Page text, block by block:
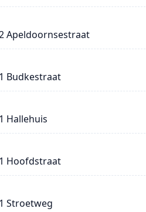
Apeldoornsestraat
Budkestraat
Hallehuis
Hoofdstraat
Stroetweg